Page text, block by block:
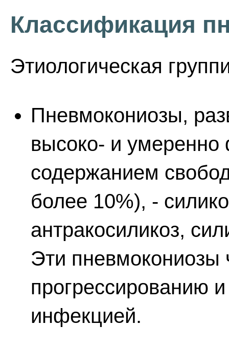
Классификация
Этиологическая
Пневмокониозы,
высоко- и
содержанием
более 10%), -
антракосиликоз,
Эти пневмокониозы
прогрессированию
инфекцией.